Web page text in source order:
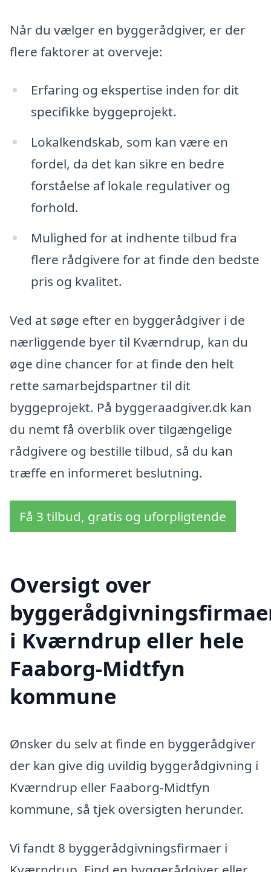
Når du vælger en byggerådgiver, er der
flere faktorer at overveje:
Erfaring og ekspertise inden for dit
specifikke byggeprojekt.
Lokalkendskab, som kan være en
fordel, da det kan sikre en bedre
forståelse af lokale regulativer og
forhold.
Mulighed for at indhente tilbud fra
flere rådgivere for at finde den bedste
pris og kvalitet.
Ved at søge efter en byggerådgiver i de
nærliggende byer til Kværndrup, kan du
øge dine chancer for at finde den helt
rette samarbejdspartner til dit
byggeprojekt. På byggeraadgiver.dk kan
du nemt få overblik over tilgængelige
rådgivere og bestille tilbud, så du kan
træffe en informeret beslutning.
Få 3 tilbud, gratis og uforpligtende
Oversigt over
i Kværndrup eller hele
Faaborg-Midtfyn
kommune
Ønsker du selv at finde en byggerådgiver
der kan give dig uvildig byggerådgivning i
Kværndrup eller Faaborg-Midtfyn
kommune, så tjek oversigten herunder.
Vi fandt 8 byggerådgivningsfirmaer i